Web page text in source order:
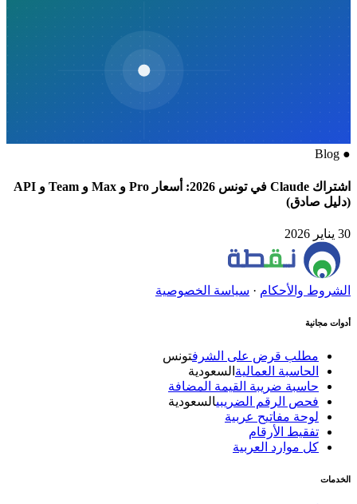
●
Blog
اشتراك Claude في تونس 2026: أسعار Pro و Max و Team و API
(دليل صادق)
30 يناير 2026
الشروط والأحكام· سياسة الخصوصية
أدوات مجانية
مطلب قرض على الشرف تونس
الحاسبة العماليةالسعودية
حاسبة ضريبة القيمة المضافة
فحص الرقم الضريبيالسعودية
لوحة مفاتيح عربية
تفقيط الأرقام
كل موارد العربية
الخدمات